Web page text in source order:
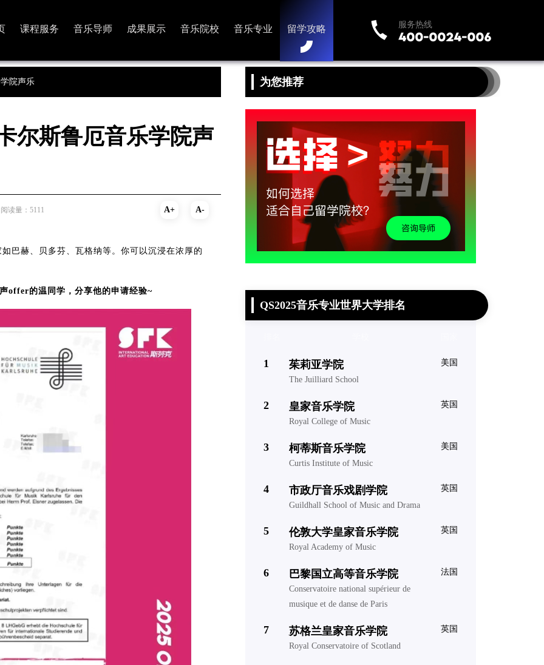
课程服务 音乐导师 成果展示 音乐院校 音乐专业 留学攻略 服务热线
院声乐
尔斯鲁厄音乐学院声
阅读量：5111 A+ A-
巴赫、贝多芬、瓦格纳等。你可以沉浸在浓厚的
offer的温同学，分享他的申请经验~
为您推荐
QS2025音乐专业世界大学排名
1 茱莉亚学院
The Juilliard School
美国
2 皇家音乐学院
Royal College of Music
英国
3 柯蒂斯音乐学院
Curtis Institute of Music
美国
4 市政厅音乐戏剧学院
Guildhall School of Music and Drama
英国
5 伦敦大学皇家音乐学院
Royal Academy of Music
英国
6 巴黎国立高等音乐学院
Conservatoire national supérieur de
musique et de danse de Paris
法国
7 苏格兰皇家音乐学院
Royal Conservatoire of Scotland
英国